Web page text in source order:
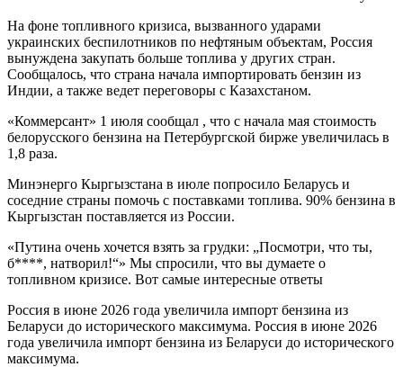
На фоне топливного кризиса, вызванного ударами
украинских беспилотников по нефтяным объектам, Россия
вынуждена закупать больше топлива у других стран.
Сообщалось, что страна начала импортировать бензин из
Индии, а также ведет переговоры с Казахстаном.
«Коммерсант» 1 июля сообщал , что с начала мая стоимость
белорусского бензина на Петербургской бирже увеличилась в
1,8 раза.
Минэнерго Кыргызстана в июле попросило Беларусь и
соседние страны помочь с поставками топлива. 90% бензина в
Кыргызстан поставляется из России.
«Путина очень хочется взять за грудки: „Посмотри, что ты,
б****, натворил!“» Мы спросили, что вы думаете о
топливном кризисе. Вот самые интересные ответы
Россия в июне 2026 года увеличила импорт бензина из
Беларуси до исторического максимума. Россия в июне 2026
года увеличила импорт бензина из Беларуси до исторического
максимума.